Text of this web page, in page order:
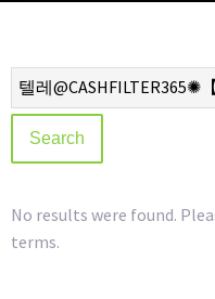
No results were found.
terms.